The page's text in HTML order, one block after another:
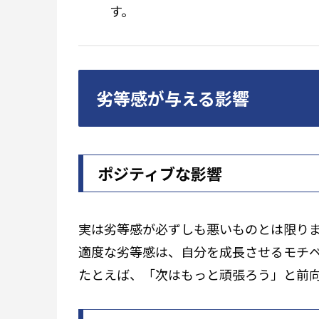
す。
劣等感が与える影響
ポジティブな影響
実は劣等感が必ずしも悪いものとは限り
適度な劣等感は、自分を成長させるモチ
たとえば、「次はもっと頑張ろう」と前